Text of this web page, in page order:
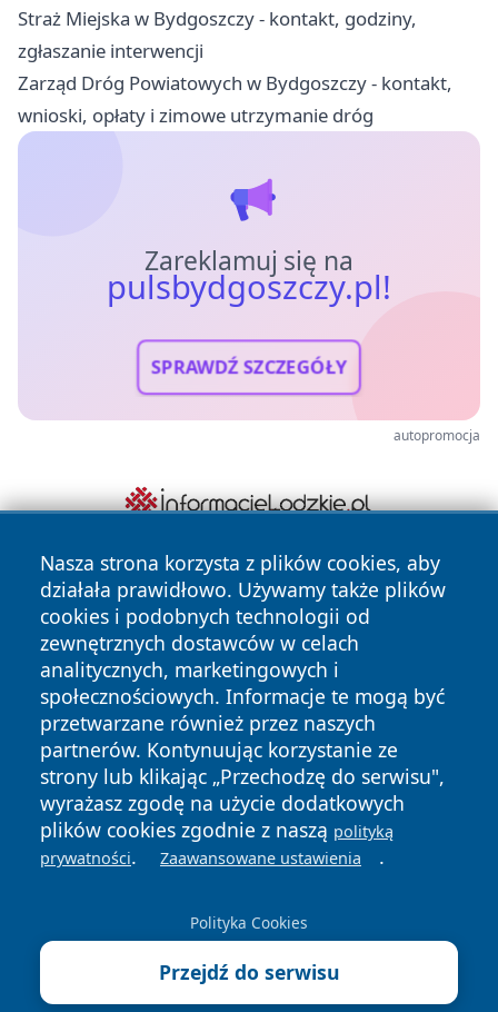
Straż Miejska w Bydgoszczy - kontakt, godziny,
zgłaszanie interwencji
Zarząd Dróg Powiatowych w Bydgoszczy - kontakt,
wnioski, opłaty i zimowe utrzymanie dróg
Zareklamuj się na
pulsbydgoszczy.pl!
SPRAWDŹ SZCZEGÓŁY
autopromocja
Nasza strona korzysta z plików cookies, aby
działała prawidłowo. Używamy także plików
cookies i podobnych technologii od
zewnętrznych dostawców w celach
analitycznych, marketingowych i
społecznościowych. Informacje te mogą być
przetwarzane również przez naszych
partnerów. Kontynuując korzystanie ze
strony lub klikając „Przechodzę do serwisu",
wyrażasz zgodę na użycie dodatkowych
plików cookies zgodnie z naszą polityką
prywatności. Zaawansowane ustawienia .
Polityka Cookies
Przejdź do serwisu
Copyright © 2026 pulsbydgoszczy.pl Wszystkie prawa
zastrzeżone.
News Autorzy
Polityka
Prywatności
Polityka
Cookies